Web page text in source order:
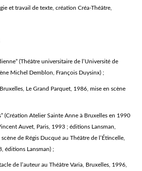
et travail de texte, création Créa-Théâtre,
(Théâtre universitaire de l’Université de
Michel Demblon, François Duysinx) ;
Le Grand Parquet, 1986, mise en scène
(Création Atelier Sainte Anne à Bruxelles en 1990
Auvet, Paris, 1993 ; éditions Lansman,
de Régis Ducqué au Théâtre de l’Étincelle,
éditions Lansman) ;
de l’auteur au Théâtre Varia, Bruxelles, 1996,